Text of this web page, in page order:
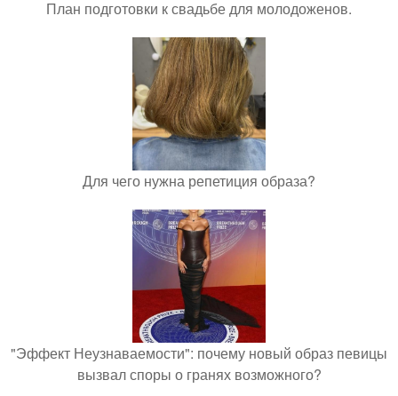
План подготовки к свадьбе для молодоженов.
Для чего нужна репетиция образа?
"Эффект Неузнаваемости": почему новый образ певицы
вызвал споры о гранях возможного?